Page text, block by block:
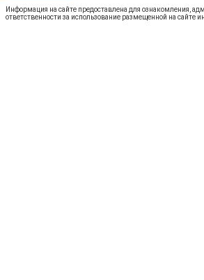
Информация на сайте предоставлена для ознакомления,
ответственности за использование размещенной на сайте